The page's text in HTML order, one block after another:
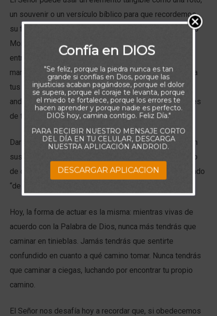
un souvenir o un versículo bíblico para que recordemos
su fidelidad y el llamado a obedecer su Palabra. Cuando
Moisés les habló a los israelitas justo antes de que
entraran en Canaán, los instó a cumplir todos los
mandamientos que Dios les había dado: “las repetirás a
tus hijos, y hablarás de ellas estando en tu casa, y
andando por el camino […]. Y las escribirás en los postes
de tu casa, y en tus puertas” (Deuteronomio 6:7-9).
Darle a la Palabra de Dios un lugar visible y de honor en
sus casas y vidas era un recordatorio diario y poderoso
de cuidarse de no olvidar al Señor, quien los había sacado
“de la tierra de Egipto, de casa de servidumbre” (v. 12)
Hoy, la forma de actuar es la misma: mientras vivas de
acuerdo con la Palabra de Dios, nunca más tendrás que
caminar en tinieblas. Jamás tendrás que sentirte
confundido en cuanto a qué camino tomar. Nunca tendrás
que caminar a ciegas, luchando por encontrar tu propio
camino.
El Señor nos desafía hoy a recordar que, si obedecemos
Confía en DIOS
"Se feliz, porque la piedra nunca es tan
grande si confías en Dios, porque las
injusticias acaban pagándose, porque el dolor
se supera, porque el coraje te levanta, porque
el miedo te fortalece, porque los errores te
hacen aprender y porque nadie es perfecto.
DIOS hoy, camina contigo. Feliz Día."
PARA RECIBIR NUESTRO MENSAJE CORTO
DEL DÍA EN TU CELULAR, DESCARGA
NUESTRA APLICACIÓN ANDROID.
DESCARGAR APLICACION